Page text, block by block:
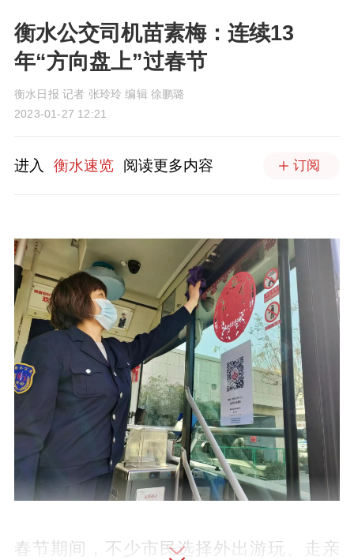
衡水公交司机苗素梅：连续13
年“方向盘上”过春节
衡水日报 记者 张玲玲 编辑 徐鹏璐
2023-01-27 12:21
进入 衡水速览 阅读更多内容 订阅
春节期间，不少市民选择外出游玩、走亲